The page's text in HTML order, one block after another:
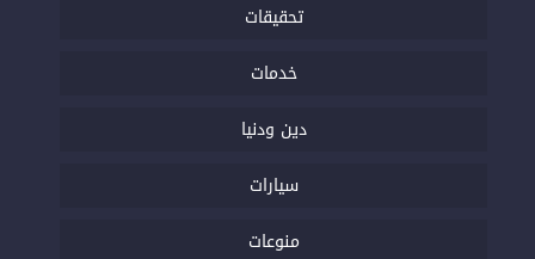
تحقيقات
خدمات
دين ودنيا
سيارات
منوعات